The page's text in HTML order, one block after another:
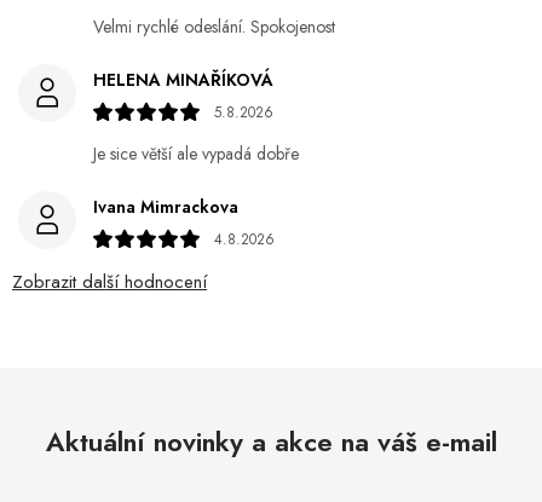
Velmi rychlé odeslání. Spokojenost
HELENA MINAŘÍKOVÁ
5.8.2026
Je sice větší ale vypadá dobře
Ivana Mimrackova
4.8.2026
Zobrazit další hodnocení
Aktuální novinky a akce na váš e-mail